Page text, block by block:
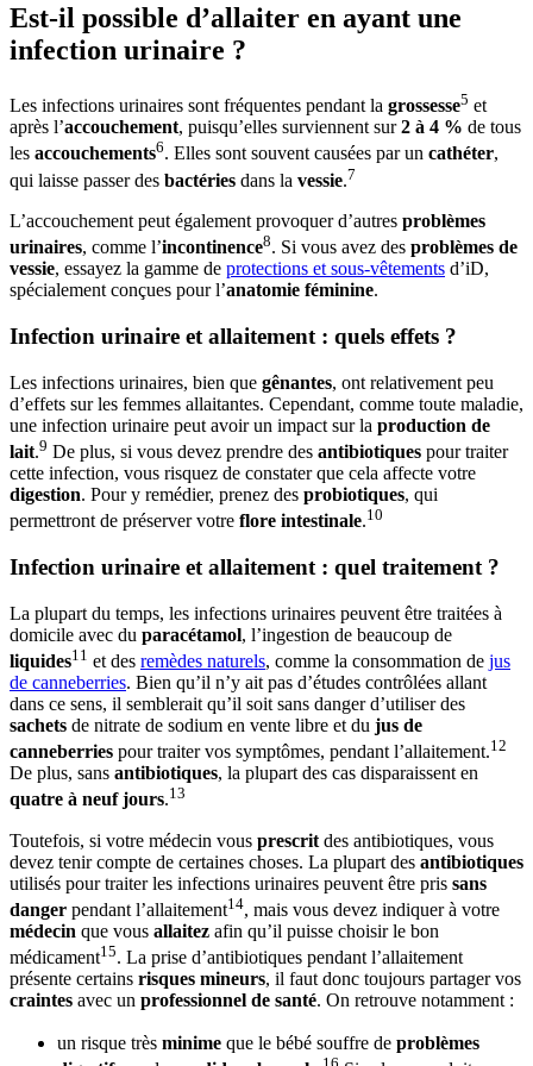
Est-il possible d’allaiter en ayant une
infection urinaire ?
Les infections urinaires sont fréquentes pendant la grossesse5 et
après l’accouchement, puisqu’elles surviennent sur2 à 4 % de tous
les accouchements6. Elles sont souvent causées par un cathéter,
qui laisse passer des bactéries dans la vessie.7
L’accouchement peut également provoquer d’autres problèmes
urinaires, comme l’incontinence8. Si vous avez des problèmes de
vessie, essayez la gamme de protections et sous-vêtements d’iD,
spécialement conçues pour l’anatomie féminine.
Infection urinaire et allaitement : quels effets ?
Les infections urinaires, bien que gênantes, ont relativement peu
d’effets sur les femmes allaitantes. Cependant, comme toute maladie,
une infection urinaire peut avoir un impact sur la production de
lait.9 De plus, si vous devez prendre des antibiotiques pour traiter
cette infection, vous risquez de constater que cela affecte votre
digestion. Pour y remédier, prenez des probiotiques, qui
permettront de préserver votre flore intestinale.10
Infection urinaire et allaitement : quel traitement ?
La plupart du temps, les infections urinaires peuvent être traitées à
domicile avec du paracétamol, l’ingestion de beaucoup de
liquides11 et des remèdes naturels, comme la consommation de jus
de canneberries. Bien qu’il n’y ait pas d’études contrôlées allant
dans ce sens, il semblerait qu’il soit sans danger d’utiliser des
sachets de nitrate de sodium en vente libre et du jus de
canneberries pour traiter vos symptômes, pendant l’allaitement.12
De plus, sans antibiotiques, la plupart des cas disparaissent en
quatre à neuf jours.13
Toutefois, si votre médecin vous prescrit des antibiotiques, vous
devez tenir compte de certaines choses. La plupart des antibiotiques
utilisés pour traiter les infections urinaires peuvent être pris sans
danger pendant l’allaitement14, mais vous devez indiquer à votre
médecin que vous allaitez afin qu’il puisse choisir le bon
médicament15. La prise d’antibiotiques pendant l’allaitement
présente certains risques mineurs, il faut donc toujours partager vos
craintes avec un professionnel de santé. On retrouve notamment :
un risque très minime que le bébé souffre de problèmes